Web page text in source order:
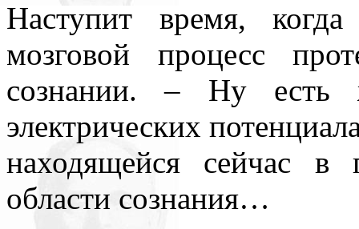
противопоставляя
подсознательное часто
то обеспечивает любое
одна его часть, которая –
– обеспечивает в
подсознаний автора и
Наступит время,
мозговой процесс
сознании. – Ну есть
электрических
находящейся сейчас в
области сознания…